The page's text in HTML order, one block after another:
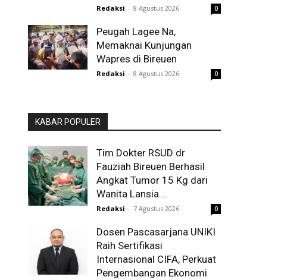
Redaksi - 8 Agustus 2026 0
Peugah Lagee Na,
Memaknai Kunjungan
Wapres di Bireuen
Redaksi - 8 Agustus 2026 0
KABAR POPULER
Tim Dokter RSUD dr
Fauziah Bireuen Berhasil
Angkat Tumor 15 Kg dari
Wanita Lansia...
Redaksi - 7 Agustus 2026 0
Dosen Pascasarjana UNIKI
Raih Sertifikasi
Internasional CIFA, Perkuat
Pengembangan Ekonomi